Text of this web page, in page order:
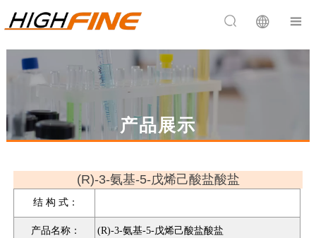
 
产品展示
(R)-3-氨基-5-戊烯己酸盐酸盐
结 构 式：
产品名称： (R)-3-氨基-5-戊烯己酸盐酸盐